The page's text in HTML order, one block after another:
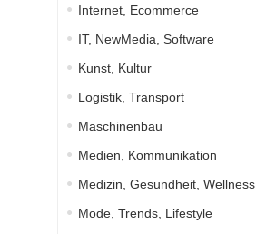
Internet, Ecommerce
IT, NewMedia, Software
Kunst, Kultur
Logistik, Transport
Maschinenbau
Medien, Kommunikation
Medizin, Gesundheit, Wellness
Mode, Trends, Lifestyle